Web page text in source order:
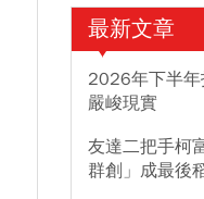
最新文章
2026年下半
嚴峻現實
友達二把手柯
群創」成最後